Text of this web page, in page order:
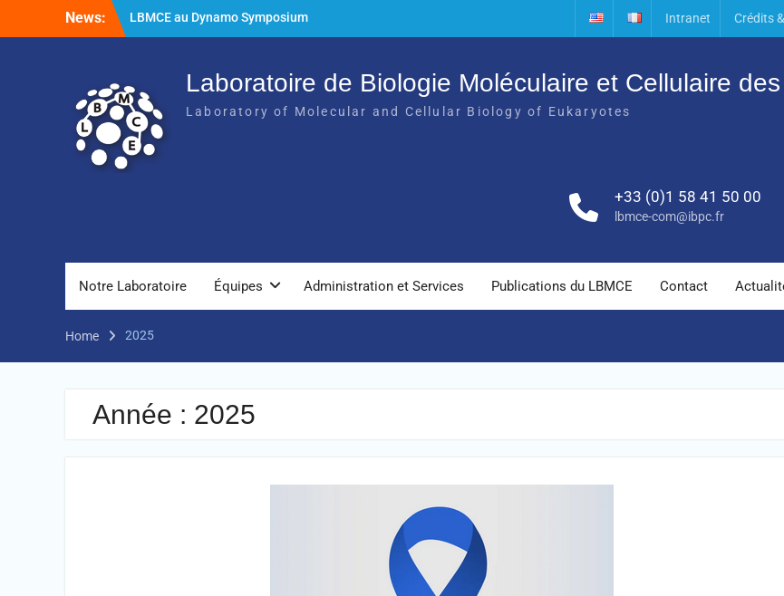
News:
LBMCE au Dynamo Symposium
LBMCE au Yeast meeting
Chaperons Moléculaires et Biogenèse des
Assemblages Macromoléculaires
Intranet Crédits
Laboratoire de Biologie Moléculaire et Cellulaire
Laboratory of Molecular and Cellular Biology of Eukaryotes
+33 (0)1 58 41 50 00
lbmce-com@ibpc.fr
Notre Laboratoire Équipes Administration et Services Publications du LBMCE Contact
Home 2025
Année : 2025